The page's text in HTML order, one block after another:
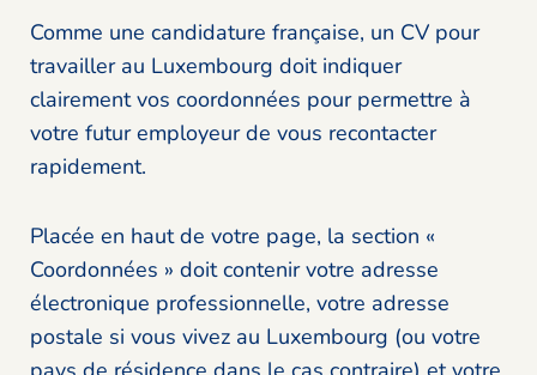
Comme une candidature française, un CV pour
travailler au Luxembourg doit indiquer
clairement vos coordonnées pour permettre à
votre futur employeur de vous recontacter
rapidement.
Placée en haut de votre page, la section «
Coordonnées » doit contenir votre adresse
électronique professionnelle, votre adresse
postale si vous vivez au Luxembourg (ou votre